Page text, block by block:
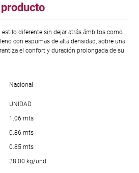
estilo diferente sin dejar atrás ámbitos como
con espumas de alta densidad, sobre una
el confort y duración prolongada de su
Nacional
UNIDAD
1.06 mts
0.86 mts
0.85 mts
28.00 kg/und